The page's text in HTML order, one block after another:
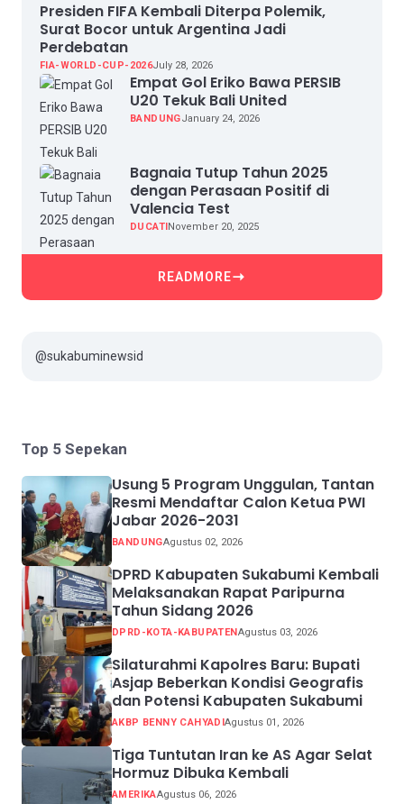
Presiden FIFA Kembali Diterpa Polemik,
Surat Bocor untuk Argentina Jadi
Perdebatan
FIA-WORLD-CUP-2026July 28, 2026
Empat Gol Eriko Bawa PERSIB
U20 Tekuk Bali United
BANDUNGJanuary 24, 2026
Bagnaia Tutup Tahun 2025
dengan Perasaan Positif di
Valencia Test
DUCATI November 20, 2025
READMORE
@sukabuminewsid
Top 5 Sepekan
Usung 5 Program Unggulan, Tantan
Resmi Mendaftar Calon Ketua PWI
Jabar 2026-2031
BANDUNGAgustus 02, 2026
DPRD Kabupaten Sukabumi Kembali
Melaksanakan Rapat Paripurna
Tahun Sidang 2026
DPRD-KOTA-KABUPATEN Agustus 03, 2026
Silaturahmi Kapolres Baru: Bupati
Asjap Beberkan Kondisi Geografis
dan Potensi Kabupaten Sukabumi
AKBP BENNY CAHYADIAgustus 01, 2026
Tiga Tuntutan Iran ke AS Agar Selat
Hormuz Dibuka Kembali
AMERIKAAgustus 06, 2026